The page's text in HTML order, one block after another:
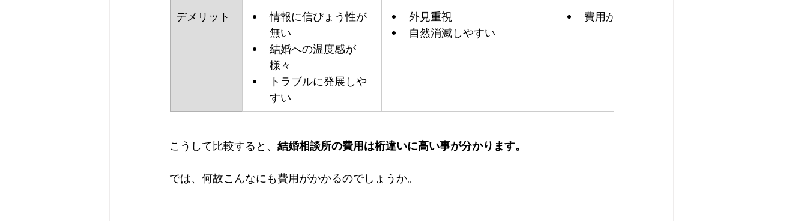
デメリット
情報に信ぴょう性が
無い
結婚への温度感が
様々
トラブルに発展しや
すい
外見重視
自然消滅しやすい
費用がかかる
こうして比較すると、 結婚相談所の費用は桁違いに高い事が分かります。
では、何故こんなにも費用がかかるのでしょうか。